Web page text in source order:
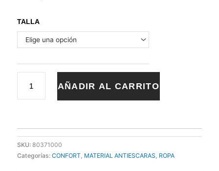
TALLA
BOTA
TERMICA
ANTIDESLIZANTE
cantidad
AÑADIR AL CARRITO
SKU: 80371000
Categorías: CONFORT MATERIAL ANTIESCARAS ROPA